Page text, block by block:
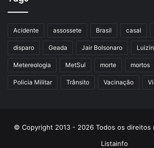
Acidente assossete Brasil casal
disparo Geada Jair Bolsonaro
Metereologia MetSul morte mortos
Policia Militar Trânsito Vacinação
© Copyright 2013 - 2026 Todos os
Listainfo